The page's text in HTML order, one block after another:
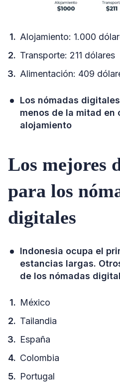
Alojamiento: 1.000
Transporte: 211 dólares
Alimentación: 409
Los nómadas
menos de la mitad en
alojamiento
Los mejores
para los
digitales
Indonesia ocupa el
estancias largas.
de los nómadas
México
Tailandia
España
Colombia
Portugal